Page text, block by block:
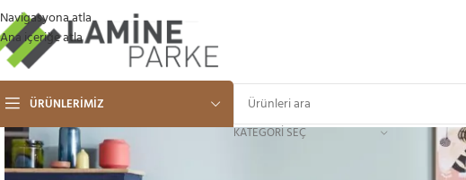
Navigasyona atla
Ana içeriğe atla
ÜRÜNLERIMIZ
KATEGORI SEÇ